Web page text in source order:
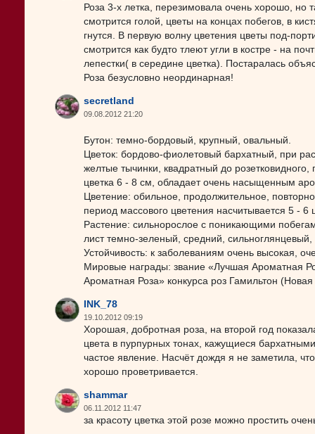
Роза 3-х летка, перезимовала очень хорошо, но
смотрится голой, цветы на концах побегов, в
гнутся. В первую волну цветения цветы под-
смотрится как будто тлеют угли в костре - на
лепестки( в середине цветка). Постаралась
Роза безусловно неординарная!
secretland
09.08.2012 21:20
Бутон: темно-бордовый, крупный, овальный.
Цветок: бордово-фиолетовый бархатный, при
желтые тычинки, квадратный до
цветка 6 - 8 см, обладает очень насыщенным
Цветение: обильное, продолжительное,
период массового цветения насчитывается 5 - 6
Растение: сильнорослое с поникающими
лист темно-зеленый, средний,
Устойчивость: к заболеваниям очень высокая,
Мировые награды: звание «Лучшая Ароматная
Ароматная Роза» конкурса роз Гамильтон
INK_78
19.10.2012 09:19
Хорошая, добротная роза, на второй год
цвета в пурпурных тонах, кажущиеся
частое явление. Насчёт дождя я не заметила,
хорошо проветривается.
shammar
06.11.2012 11:47
за красоту цветка этой розе можно простить